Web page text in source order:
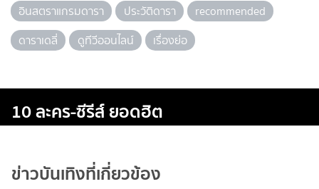
อินสตราแกรมดารา
ประวัติดารา
recommended
ดาราเดลี่
ดูทีวีออนไลน์ เรื่องย่อ
10 ละคร-ซีรีส์ ยอดฮิต
ข่าวบันเทิงที่เกี่ยวข้อง